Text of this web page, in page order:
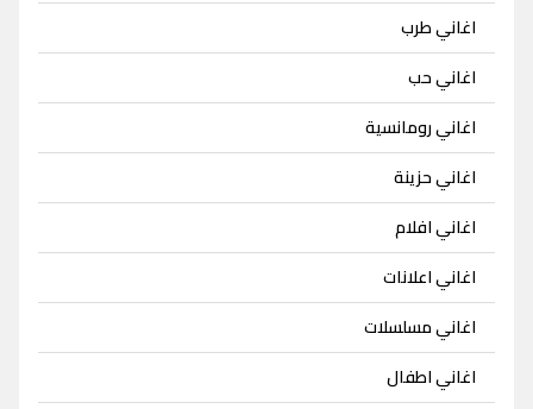
اغاني طرب
اغاني حب
اغاني رومانسية
اغاني حزينة
اغاني افلام
اغاني اعلانات
اغاني مسلسلات
اغاني اطفال